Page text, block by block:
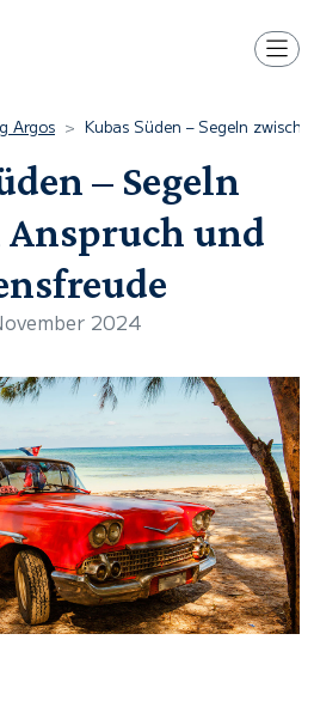
Argos Kubas Süden – Segeln
– Segeln
und
2024